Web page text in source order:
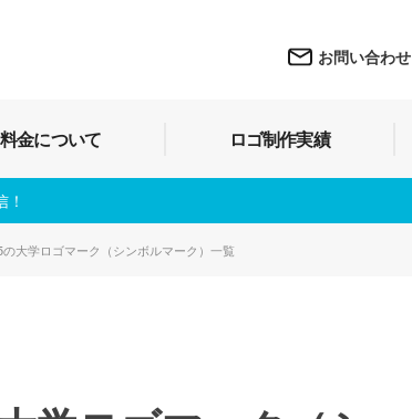
お問い合わせ
料金について ロゴ制作実績
大学ロゴマーク（シンボルマーク）一覧